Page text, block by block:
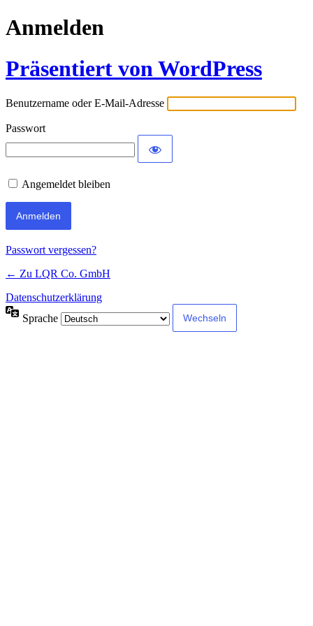
Anmelden
Präsentiert von WordPress
Benutzername oder E-Mail-Adresse
Passwort
Angemeldet bleiben
Passwort vergessen?
← Zu LQR Co. GmbH
Datenschutzerklärung
Sprache